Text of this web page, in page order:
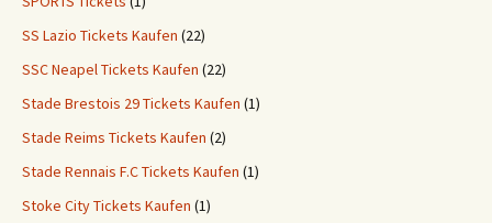
SS Lazio Tickets Kaufen (22)
SSC Neapel Tickets Kaufen (22)
Stade Brestois 29 Tickets Kaufen (1)
Stade Reims Tickets Kaufen (2)
Stade Rennais F.C Tickets Kaufen (1)
Stoke City Tickets Kaufen (1)